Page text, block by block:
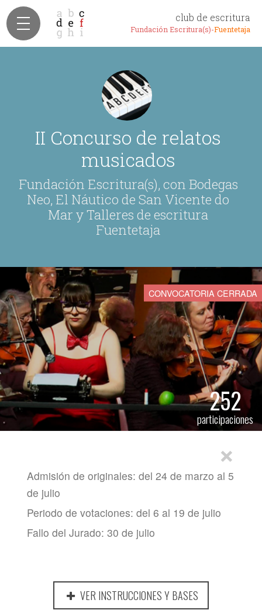
club de escritura
Fundación Escritura(s)-Fuentetaja
II Concurso de relatos
musicados
Fundación Escritura(s), con Bodegas
Neo, El Náutico de San Vicente do
Mar y Talleres de escritura
Fuentetaja
CONVOCATORIA CERRADA
252
participaciones
×
Admisión de originales: del 24 de marzo al 5
de julio
Periodo de votaciones: del 6 al 19 de julio
Fallo del Jurado: 30 de julio
VER INSTRUCCIONES Y BASES